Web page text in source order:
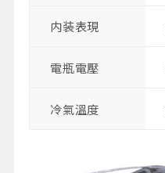
内装表現
電瓶電壓
冷氣溫度